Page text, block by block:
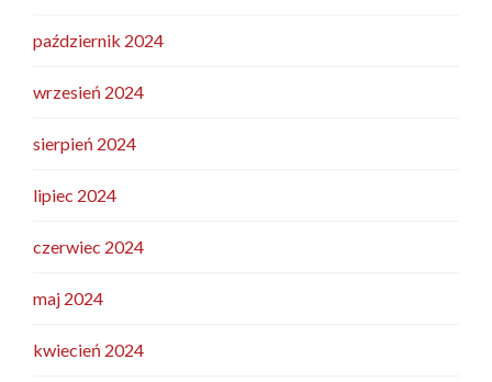
październik 2024
wrzesień 2024
sierpień 2024
lipiec 2024
czerwiec 2024
maj 2024
kwiecień 2024